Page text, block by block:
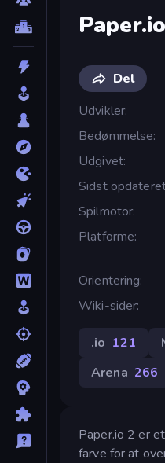
Del
Udvikler
Bedømmelse
Udgivet
Sidst
Spilmotor
Platforme
Orientering
Wiki-sider
.io 121
Arena 266
Paper.io 2 er et
farve for at